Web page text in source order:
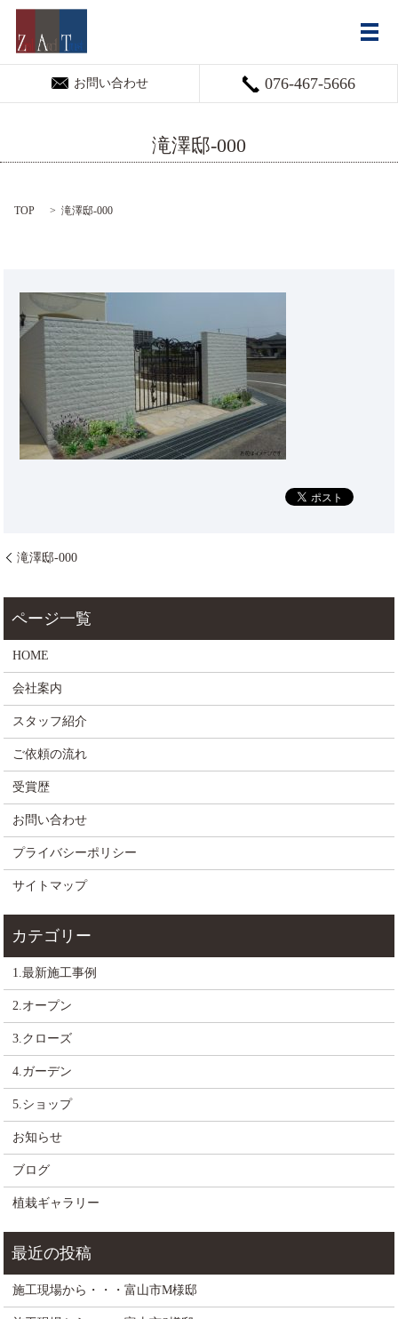
お問い合わせ 076-467-5666
メ
滝澤邸-000
TOP 滝澤邸-000
滝澤邸-000
HOME
会社案内
スタッフ紹介
ご依頼の流れ
受賞歴
お問い合わせ
プライバシーポリシー
サイトマップ
1.最新施工事例
2.オープン
3.クローズ
4.ガーデン
5.ショップ
お知らせ
ブログ
植栽ギャラリー
施工現場から・・・富山市M様邸